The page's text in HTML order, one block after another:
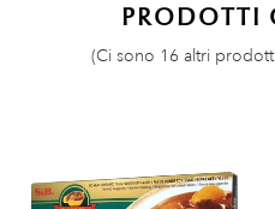
PRODOTTI
(Ci sono 16 altri